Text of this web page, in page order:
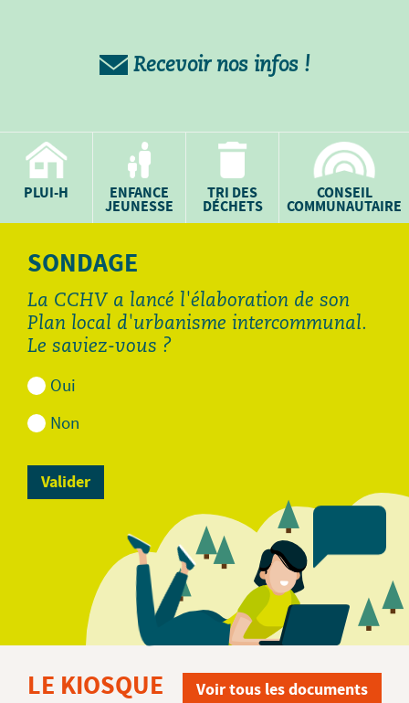
PLUI-H ENFANCE
JEUNESSE
TRI DES
DÉCHETS
CONSEIL
COMMUNAUTAIRE
Recevoir nos infos !
SONDAGE
La CCHV a lancé l'élaboration de son
Plan local d'urbanisme intercommunal.
Le saviez-vous ?
Oui
Non
LE KIOSQUE Voir tous les documents